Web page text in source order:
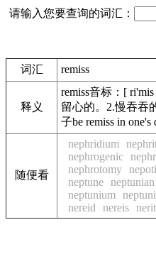
请输入您要查询的词汇：
词汇 remiss
释义
remiss音标：[
留心的。2.慢吞吞
子be remiss in
随便看
nephridium
nephrogenic
nephrotomy
neptune
neptunian
neptunium
nereid
nereis